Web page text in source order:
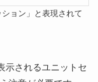
ョン」と表現されて
示されるユニットセ